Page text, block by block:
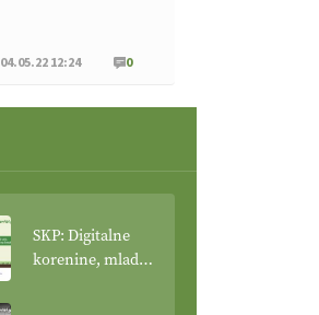
04.05.22 12:24 0
SKP: Digitalne
korenine, mladi